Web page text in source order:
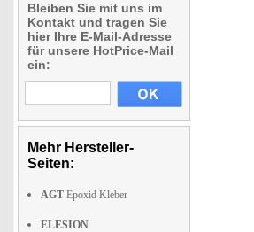
Bleiben Sie mit uns im
Kontakt und tragen Sie
hier Ihre E-Mail-Adresse
für unsere HotPrice-Mail
ein:
Mehr Hersteller-
Seiten:
AGT Epoxid Kleber
ELESION